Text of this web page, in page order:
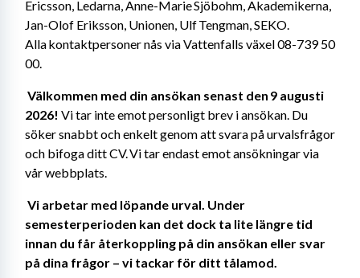
Ericsson, Ledarna, Anne-Marie Sjöbohm, Akademikerna,
Jan-Olof Eriksson, Unionen, Ulf Tengman, SEKO.
Alla kontaktpersoner nås via Vattenfalls växel 08-739 50
00.
Välkommen med din ansökan senast den 9 augusti
2026! Vi tar inte emot personligt brev i ansökan. Du
söker snabbt och enkelt genom att svara på urvalsfrågor
och bifoga ditt CV. Vi tar endast emot ansökningar via
vår webbplats.
Vi arbetar med löpande urval. Under
semesterperioden kan det dock ta lite längre tid
innan du får återkoppling på din ansökan eller svar
på dina frågor – vi tackar för ditt tålamod.